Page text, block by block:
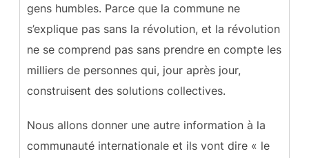
gens humbles. Parce que la commune ne
s’explique pas sans la révolution, et la révolution
ne se comprend pas sans prendre en compte les
milliers de personnes qui, jour après jour,
construisent des solutions collectives.
Nous allons donner une autre information à la
communauté internationale et ils vont dire « le